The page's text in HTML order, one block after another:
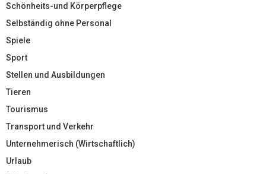
Schönheits-und Körperpflege
Selbständig ohne Personal
Spiele
Sport
Stellen und Ausbildungen
Tieren
Tourismus
Transport und Verkehr
Unternehmerisch (Wirtschaftlich)
Urlaub